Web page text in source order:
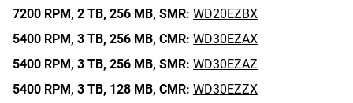
7200 RPM, 2 TB, 256 MB, SMR: WD20EZBX
5400 RPM, 3 TB, 256 MB, CMR: WD30EZAX
5400 RPM, 3 TB, 256 MB, SMR: WD30EZAZ
5400 RPM, 3 TB, 128 MB, CMR: WD30EZZX